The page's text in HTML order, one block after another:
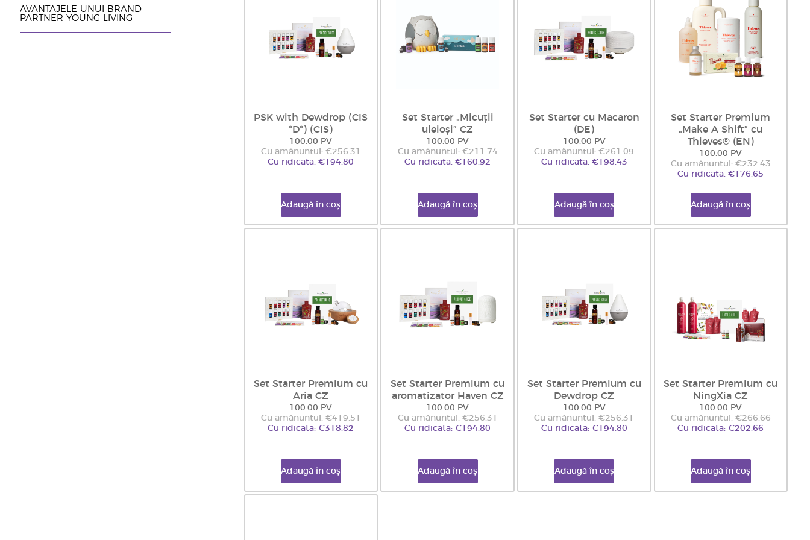
AVANTAJELE UNUI BRAND
PARTNER YOUNG LIVING
PSK with Dewdrop (CIS
*D*) (CIS)
100.00 PV
Cu amănuntul: €256.31
Cu ridicata: €194.80
Adaugă în coș
Set Starter „Micuții
uleioși” CZ
100.00 PV
Cu amănuntul: €211.74
Cu ridicata: €160.92
Adaugă în coș
Set Starter cu Macaron
(DE)
100.00 PV
Cu amănuntul: €261.09
Cu ridicata: €198.43
Adaugă în coș
Set Starter Premium
„Make A Shift” cu
Thieves® (EN)
100.00 PV
Cu amănuntul: €232.43
Cu ridicata: €176.65
Adaugă în coș
Set Starter Premium cu
Aria CZ
100.00 PV
Cu amănuntul: €419.51
Cu ridicata: €318.82
Adaugă în coș
Set Starter Premium cu
aromatizator Haven CZ
100.00 PV
Cu amănuntul: €256.31
Cu ridicata: €194.80
Adaugă în coș
Set Starter Premium cu
Dewdrop CZ
100.00 PV
Cu amănuntul: €256.31
Cu ridicata: €194.80
Adaugă în coș
Set Starter Premium cu
NingXia CZ
100.00 PV
Cu amănuntul: €266.66
Cu ridicata: €202.66
Adaugă în coș